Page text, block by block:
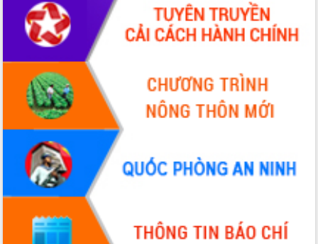
Hội thảo góp ý hồ sơ điều chỉnh quy
hoạch tỉnh Đắk Lắk thời kỳ 2021-2030,
tầm nhìn đến năm 2050
Nâng cao hiệu quả hoạt động của các
doanh nghiệp nhà nước
Hội nghị triển khai kết nối mạng
truyền số liệu chuyên dùng phục vụ cơ
quan Đảng, Nhà nước
Lễ phát động chuỗi hoạt động chung
tay làm sạch môi trường
Xã Ea Kar bước chuyển mình trong
công tác cải cách hành chính mô hình
UBND tỉnh họp báo định kỳ tháng 4
năm 2026
Hội thảo khoa học “Giải pháp thúc đẩy